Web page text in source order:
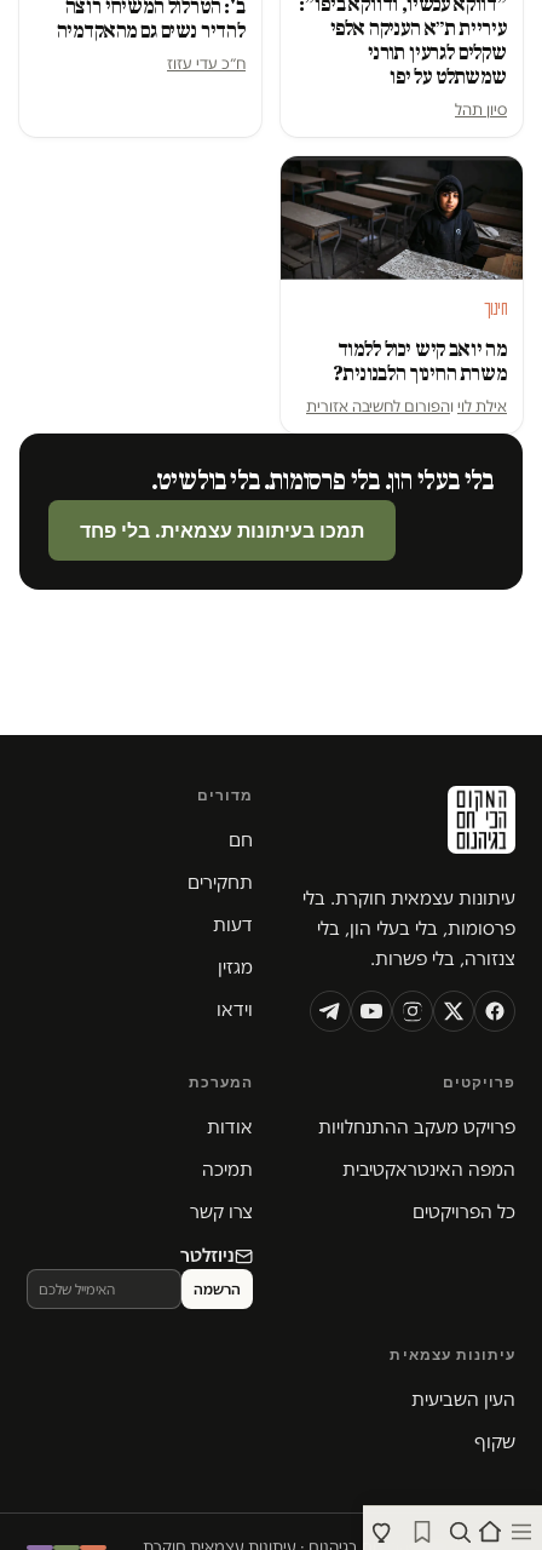
״דווקא עכשיו, ודווקא ביפו״:
עיריית ת״א העניקה אלפי
שקלים לגרעין תורני
שמשתלט על יפו
סיון תהל
ב': הטרלול המשיחי רוצה
להדיר נשים גם מהאקדמיה
ח״כ עדי עזוז
חינוך
מה יואב קיש יכול ללמוד
משרת החינוך הלבנונית?
אילת לוי והפורום לחשיבה אזורית
בלי בעלי הון. בלי פרסומות. בלי בולשיט.
תמכו בעיתונות עצמאית. בלי פחד
עיתונות עצמאית חוקרת. בלי
פרסומות, בלי בעלי הון, בלי
צנזורה, בלי פשרות.
מדורים
חם
תחקירים
דעות
מגזין
וידאו
פרויקטים
פרויקט מעקב ההתנחלויות
המפה האינטראקטיבית
כל הפרויקטים
המערכת
אודות
תמיכה
צרו קשר
ניוזלטר
עיתונות עצמאית
העין השביעית
שקוף